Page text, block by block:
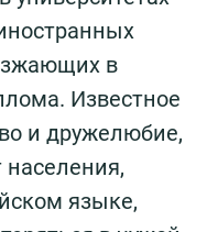
в
Известное
и дружелюбие,
языке,